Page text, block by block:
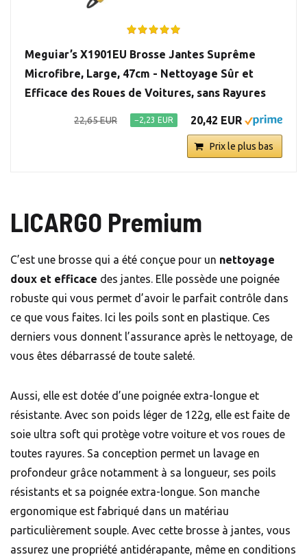
Meguiar’s X1901EU Brosse Jantes Suprême
Microfibre, Large, 47cm - Nettoyage Sûr et
Efficace des Roues de Voitures, sans Rayures
22,65 EUR −2,23 EUR 20,42 EUR
Prix le plus bas
LICARGO Premium
C’est une brosse qui a été conçue pour un nettoyage
doux et efficace des jantes. Elle possède une poignée
robuste qui vous permet d’avoir le parfait contrôle dans
ce que vous faites. Ici les poils sont en plastique. Ces
derniers vous donnent l’assurance après le nettoyage, de
vous êtes débarrassé de toute saleté.
Aussi, elle est dotée d’une poignée extra-longue et
résistante. Avec son poids léger de 122g, elle est faite de
soie ultra soft qui protège votre voiture et vos roues de
toutes rayures. Sa conception permet un lavage en
profondeur grâce notamment à sa longueur, ses poils
résistants et sa poignée extra-longue. Son manche
ergonomique est fabriqué dans un matériau
particulièrement souple. Avec cette brosse à jantes, vous
assurez une propriété antidérapante, même en conditions